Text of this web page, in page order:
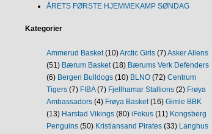
ÅRETS FØRSTE HJEMMEKAMP SØNDAG
Kategorier
Ammerud Basket(10)Arctic Girls(7)Asker Aliens
(51) Bærum Basket(18) Bærums Verk Defenders
(6) Bergen Bulldogs(10) BLNO(72) Centrum
Tigers(7) FIBA(7) Fjellhamar Stallions(2) Frøya
Ambassadors(4) Frøya Basket(16) Gimle BBK
(13) Harstad Vikings(80) iFokus(11) Kongsberg
Penguins(50) Kristiansand Pirates(33) Langhus